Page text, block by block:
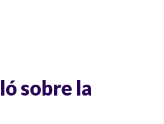
sobre la